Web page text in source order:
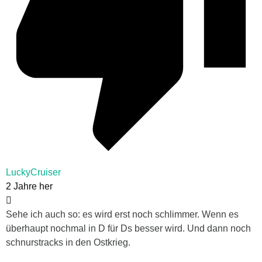
LuckyCruiser
2 Jahre her
Sehe ich auch so: es wird erst noch schlimmer. Wenn es
überhaupt nochmal in D für Ds besser wird. Und dann noch
schnurstracks in den Ostkrieg.